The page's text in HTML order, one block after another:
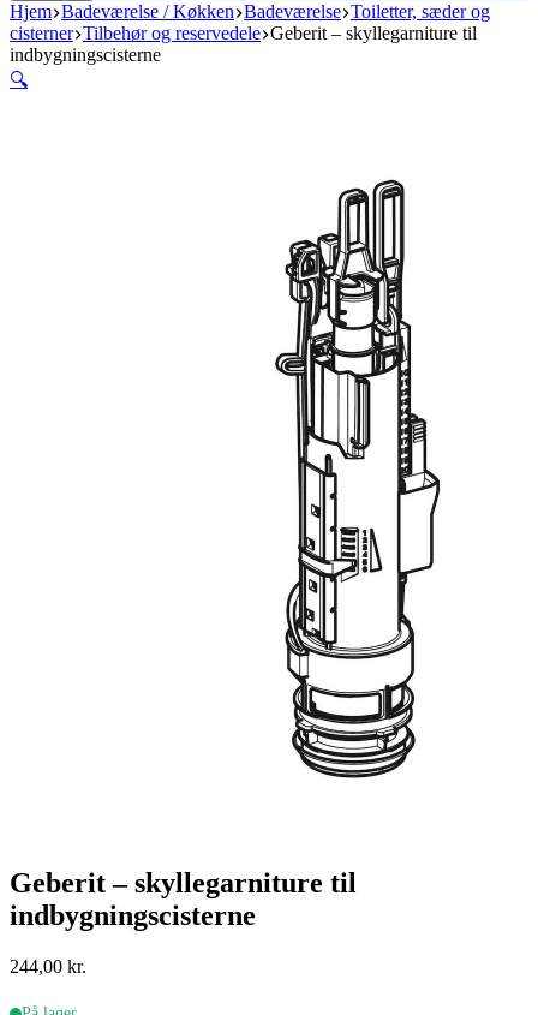
Hjem Badeværelse / Køkken Badeværelse Toiletter, sæder og
cisterner Tilbehør og reservedele Geberit – skyllegarniture til
indbygningscisterne
🔍
Geberit – skyllegarniture til
indbygningscisterne
244,00 kr.